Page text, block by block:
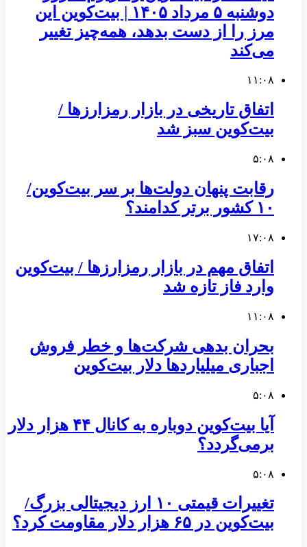
دوشنبه ۵ مرداد ۱۴۰۵ | بیت‌کوین این
مرز را از دست بدهد، همه‌چیز تغییر
می‌کند
۱۱:۰۸
اتفاق تاریخی در بازار رمزارزها /
بیت‌کوین سبز شد
۵:۰۸
رقابت پنهان دولت‌ها بر سر بیت‌کوین/
۱۰ کشور برتر کدامند؟
۱۷:۰۸
اتفاق مهم در بازار رمزارزها / بیت‌کوین
وارد فاز تازه شد
۱۱:۰۸
بحران بدهی شرکت‌ها و خطر فروش
اجباری میلیاردها دلار بیت‌کوین
۵:۰۸
آیا بیت‌کوین دوباره به کانال ۴۴ هزار دلار
برمی‌گردد؟
۵:۰۸
تغییرات قیمتی ۱۰ ارز دیجیتالی بزرگ/
بیت‌کوین در ۶۵ هزار دلار مقاومت کرد؟